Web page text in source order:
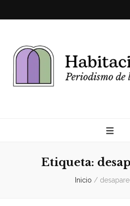
Etiqueta:
Inicio /